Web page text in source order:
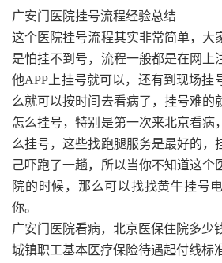
广安门医院挂号流程经验总结
这个医院挂号流程其实非常简单，大
是怕挂不到号，流程一般都是在网上
他APP上挂号就可以，还有到现场挂
么就可以按时间去看病了，挂号难的
怎么挂号，特别是第一次来北京看病
么挂号，这些找跑腿服务是最好的，
己吓跑了一趟，所以当你不知道这个
院的时候，那么可以找找黄牛挂号
你。
广安门医院看病，北京医保住院多少
城镇职工基本医疗保险待遇起付线标